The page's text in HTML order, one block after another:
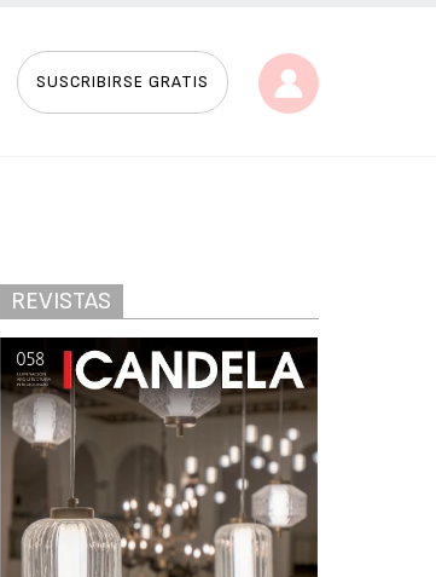
SUSCRIBIRSE GRATIS
REVISTAS